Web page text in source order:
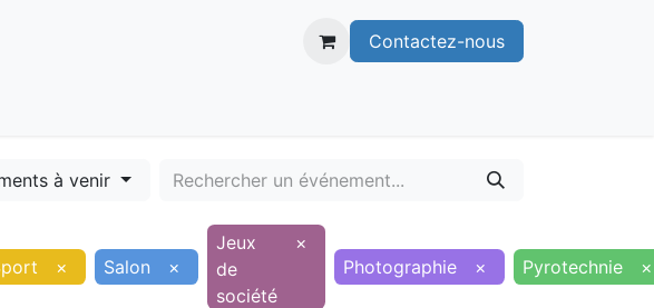
Contactez-nous
à venir
× Salon ×
Jeux
de
société
×
Photographie
× Pyrotechnie ×